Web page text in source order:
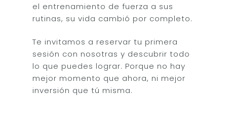
el entrenamiento de fuerza a sus
rutinas, su vida cambió por completo.
Te invitamos a reservar tu primera
sesión con nosotras y descubrir todo
lo que puedes lograr. Porque no hay
mejor momento que ahora, ni mejor
inversión que tú misma.